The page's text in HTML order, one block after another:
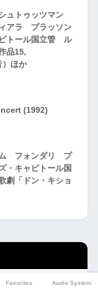
ュトゥッツマン
アラ プラッソン
トール国立管 ル
品15,
ほか
(1992)
フォンダリ プ
・キャピトール国
「ドン・キショ
シャー＝ディースカ
Favorites Audio System